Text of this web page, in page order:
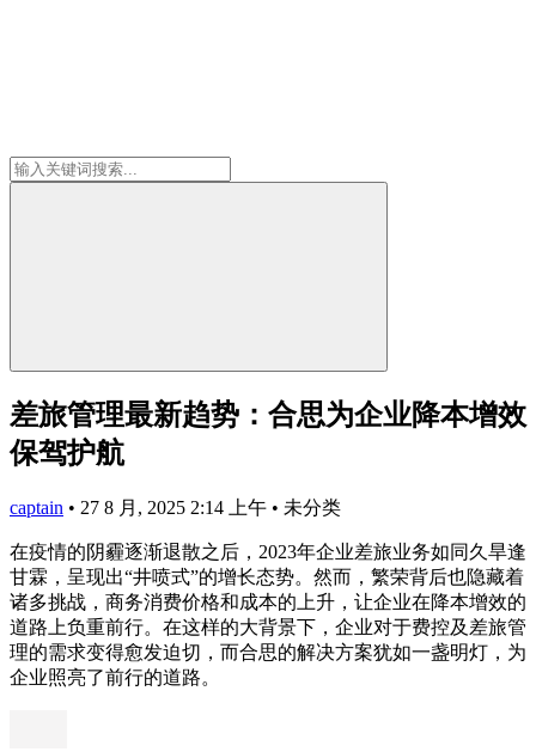
差旅管理最新趋势：合思为企业降本增效
保驾护航
captain • 27 8 月, 2025 2:14 上午 • 未分类
在疫情的阴霾逐渐退散之后，2023年企业差旅业务如同久旱逢
甘霖，呈现出“井喷式”的增长态势。然而，繁荣背后也隐藏着
诸多挑战，商务消费价格和成本的上升，让企业在降本增效的
道路上负重前行。在这样的大背景下，企业对于费控及差旅管
理的需求变得愈发迫切，而合思的解决方案犹如一盏明灯，为
企业照亮了前行的道路。